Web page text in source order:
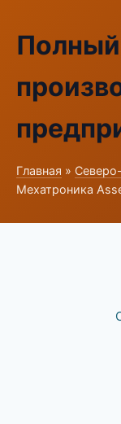
Главная »
Мехатроника